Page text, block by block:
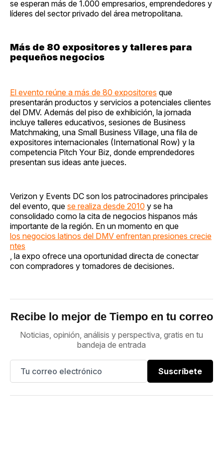
se esperan más de 1.000 empresarios, emprendedores y
líderes del sector privado del área metropolitana.
Más de 80 expositores y talleres para
pequeños negocios
El evento reúne a más de 80 expositores que
presentarán productos y servicios a potenciales clientes
del DMV. Además del piso de exhibición, la jornada
incluye talleres educativos, sesiones de Business
Matchmaking, una Small Business Village, una fila de
expositores internacionales (International Row) y la
competencia Pitch Your Biz, donde emprendedores
presentan sus ideas ante jueces.
Verizon y Events DC son los patrocinadores principales
del evento, que se realiza desde 2010 y se ha
consolidado como la cita de negocios hispanos más
importante de la región. En un momento en que
los negocios latinos del DMV enfrentan presiones crecie
ntes
, la expo ofrece una oportunidad directa de conectar
con compradores y tomadores de decisiones.
Recibe lo mejor de Tiempo en tu correo
Noticias, opinión, análisis y perspectiva, gratis en tu
bandeja de entrada
Suscríbete